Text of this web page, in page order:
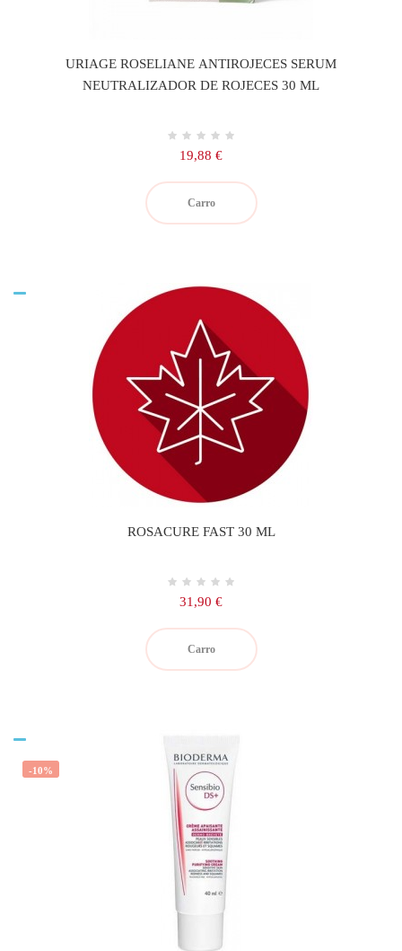
URIAGE ROSELIANE ANTIROJECES SERUM
NEUTRALIZADOR DE ROJECES 30 ML
Precio
19,88 €
Carro
ROSACURE FAST 30 ML
Precio
31,90 €
Carro
-10%